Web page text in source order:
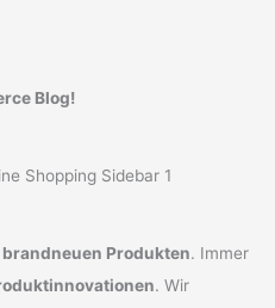
Blog!
brandneuen Produkten. Immer
. Wir